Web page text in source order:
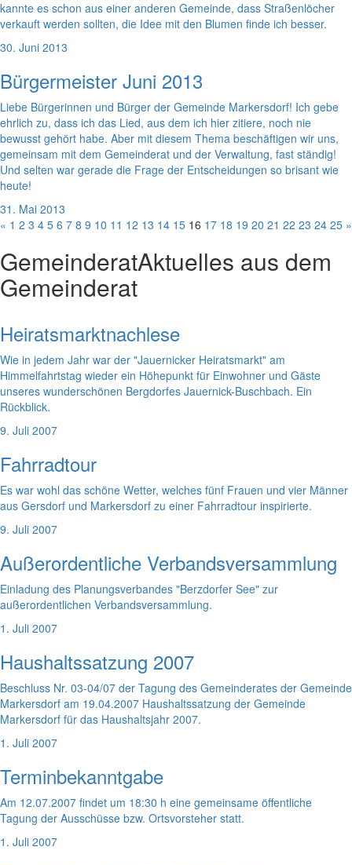
kannte es schon aus einer anderen Gemeinde, dass Straßenlöcher
verkauft werden sollten, die Idee mit den Blumen finde ich besser.
30. Juni 2013
Bürgermeister Juni 2013
Liebe Bürgerinnen und Bürger der Gemeinde Markersdorf! Ich gebe
ehrlich zu, dass ich das Lied, aus dem ich hier zitiere, noch nie
bewusst gehört habe. Aber mit diesem Thema beschäftigen wir uns,
gemeinsam mit dem Gemeinderat und der Verwaltung, fast ständig!
Und selten war gerade die Frage der Entscheidungen so brisant wie
heute!
31. Mai 2013
« 1 2 3 4 5 6 7 8 9 10 11 12 13 14 15 16 17 18 19 20 21 22 23 24 25 »
GemeinderatAktuelles aus dem
Gemeinderat
Heiratsmarktnachlese
Wie in jedem Jahr war der "Jauernicker Heiratsmarkt" am
Himmelfahrtstag wieder ein Höhepunkt für Einwohner und Gäste
unseres wunderschönen Bergdorfes Jauernick-Buschbach. Ein
Rückblick.
9. Juli 2007
Fahrradtour
Es war wohl das schöne Wetter, welches fünf Frauen und vier Männer
aus Gersdorf und Markersdorf zu einer Fahrradtour inspirierte.
9. Juli 2007
Außerordentliche Verbandsversammlung
Einladung des Planungsverbandes "Berzdorfer See" zur
außerordentlichen Verbandsversammlung.
1. Juli 2007
Haushaltssatzung 2007
Beschluss Nr. 03-04/07 der Tagung des Gemeinderates der Gemeinde
Markersdorf am 19.04.2007 Haushaltssatzung der Gemeinde
Markersdorf für das Haushaltsjahr 2007.
1. Juli 2007
Terminbekanntgabe
Am 12.07.2007 findet um 18:30 h eine gemeinsame öffentliche
Tagung der Ausschüsse bzw. Ortsvorsteher statt.
1. Juli 2007